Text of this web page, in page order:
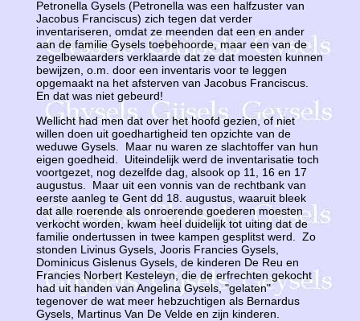
Petronella Gysels (Petronella was een halfzuster van
Jacobus Franciscus) zich tegen dat verder
inventariseren, omdat ze meenden dat een en ander
aan de familie Gysels toebehoorde, maar een van de
zegelbewaarders verklaarde dat ze dat moesten kunnen
bewijzen, o.m. door een inventaris voor te leggen
opgemaakt na het afsterven van Jacobus Franciscus.
En dat was niet gebeurd!
Wellicht had men dat over het hoofd gezien, of niet
willen doen uit goedhartigheid ten opzichte van de
weduwe Gysels. Maar nu waren ze slachtoffer van hun
eigen goedheid. Uiteindelijk werd de inventarisatie toch
voortgezet, nog dezelfde dag, alsook op 11, 16 en 17
augustus. Maar uit een vonnis van de rechtbank van
eerste aanleg te Gent dd 18. augustus, waaruit bleek
dat alle roerende als onroerende goederen moesten
verkocht worden, kwam heel duidelijk tot uiting dat de
familie ondertussen in twee kampen gesplitst werd. Zo
stonden Livinus Gysels, Jooris Francies Gysels,
Dominicus Gislenus Gysels, de kinderen De Reu en
Francies Norbert Kesteleyn, die de erfrechten gekocht
had uit handen van Angelina Gysels, "gelaten"
tegenover de wat meer hebzuchtigen als Bernardus
Gysels, Martinus Van De Velde en zijn kinderen.